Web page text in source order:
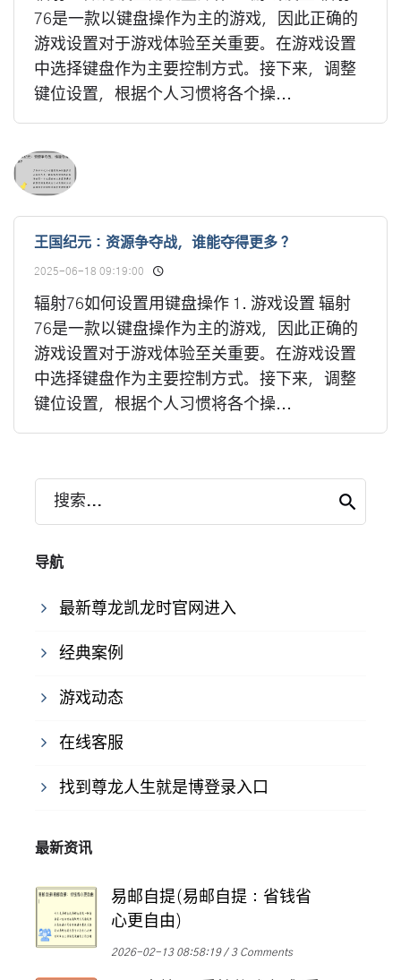
76是一款以键盘操作为主的游戏，因此正确的
游戏设置对于游戏体验至关重要。在游戏设置
中选择键盘作为主要控制方式。接下来，调整
键位设置，根据个人习惯将各个操...
王国纪元：资源争夺战，谁能夺得更多？
2025-06-18 09:19:00
辐射76如何设置用键盘操作 1. 游戏设置 辐射
76是一款以键盘操作为主的游戏，因此正确的
游戏设置对于游戏体验至关重要。在游戏设置
中选择键盘作为主要控制方式。接下来，调整
键位设置，根据个人习惯将各个操...
搜索...
导航
最新尊龙凯龙时官网进入
经典案例
游戏动态
在线客服
找到尊龙人生就是博登录入口
最新资讯
易邮自提(易邮自提：省钱省
心更自由)
2026-02-13 08:58:19 3 Comments